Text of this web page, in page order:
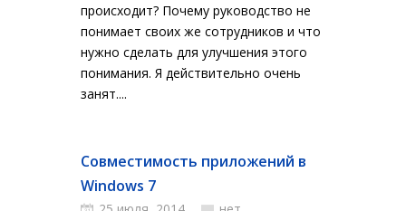
происходит? Почему руководство не
понимает своих же сотрудников и что
нужно сделать для улучшения этого
понимания. Я действительно очень
занят....
Совместимость приложений в
Windows 7